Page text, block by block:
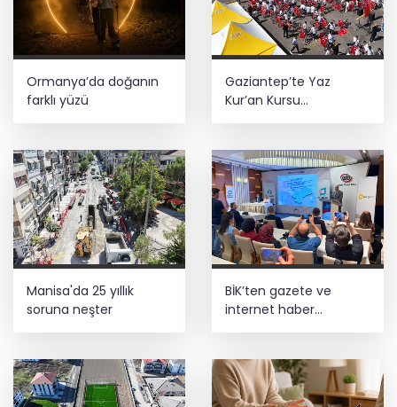
Çiçek'i kesin ihraç talebiyle disipline
sevk etti
Fındık alım fiyatları açıklandı... Alımlar
24 Ağustos'ta başlıyor
Tarihi meselelerde pusula net olmalı
Ormanya’da doğanın
farklı yüzü
Gaziantep’te Yaz
Kur’an Kursu
öğrencilerine bisikletli
Manisa'da 25 yıllık
soruna neşter
BİK’ten gazete ve
internet haber
sitelerine mevzuat